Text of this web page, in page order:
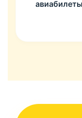
авиабилеты